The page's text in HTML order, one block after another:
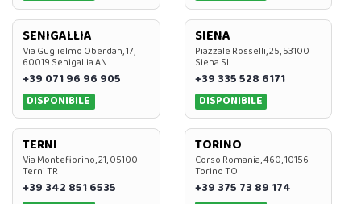
SENIGALLIA
Via Guglielmo Oberdan, 17,
60019 Senigallia AN
+39 071 96 96 905
DISPONIBILE
SIENA
Piazzale Rosselli, 25, 53100
Siena SI
+39 335 528 6171
DISPONIBILE
TERNI
Via Montefiorino, 21, 05100
Terni TR
+39 342 851 6535
TORINO
Corso Romania, 460, 10156
Torino TO
+39 375 73 89 174